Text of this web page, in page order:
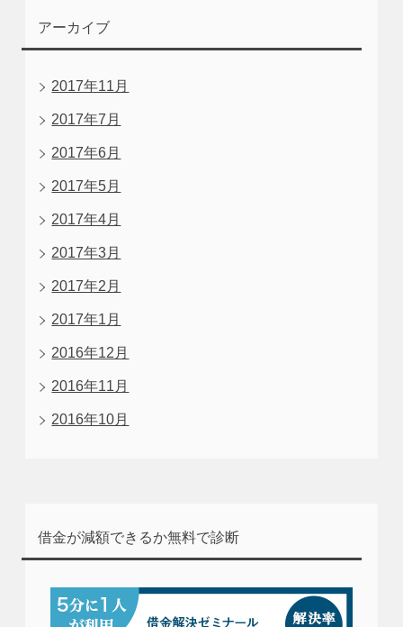
アーカイブ
2017年11月
2017年7月
2017年6月
2017年5月
2017年4月
2017年3月
2017年2月
2017年1月
2016年12月
2016年11月
2016年10月
借金が減額できるか無料で診断